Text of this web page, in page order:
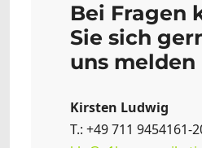
Bei Fragen
Sie sich
uns melden
Kirsten Ludwig
T.: +49 711 9454161-